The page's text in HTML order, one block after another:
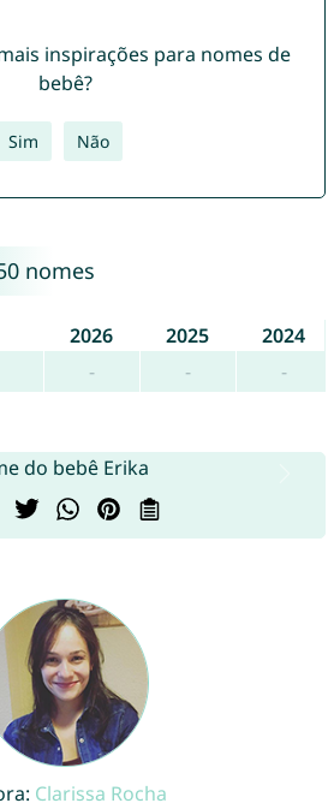
inspirações para nomes de
bebê?
Sim Não
nomes
2026 2025
2024
- - -
Clarissa Rocha